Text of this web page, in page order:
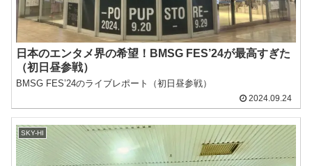
日本のエンタメ界の希望！BMSG FES’24が最高すぎた
（初日昼参戦）
BMSG FES’24のライブレポート（初日昼参戦）
2024.09.24
SKY-HI